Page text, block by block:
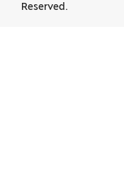
Reserved.